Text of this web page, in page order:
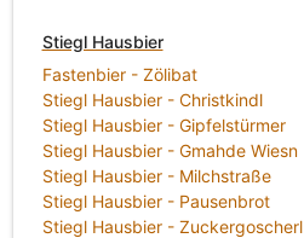
Stiegl Hausbier
Fastenbier - Zölibat
Stiegl Hausbier - Christkindl
Stiegl Hausbier - Gipfelstürmer
Stiegl Hausbier - Gmahde Wiesn
Stiegl Hausbier - Milchstraße
Stiegl Hausbier - Pausenbrot
Stiegl Hausbier - Zuckergoscherl